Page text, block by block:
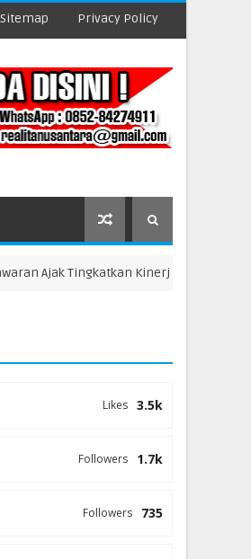
Sitemap Privacy Policy
Tingkatkan Kinerja dan Pelayanan
3.5k
Likes
1.7k
Followers
735
Followers